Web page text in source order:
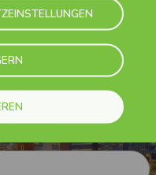
verpassen Sie kein
als erstes von unseren
Sie sich an!